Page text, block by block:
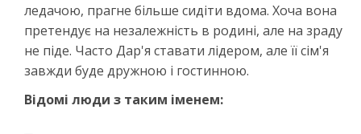
ледачою, прагне більше сидіти вдома. Хоча вона
претендує на незалежність в родині, але на зраду
не піде. Часто Дар'я ставати лідером, але її сім'я
завжди буде дружною і гостинною.
Відомі люди з таким іменем: